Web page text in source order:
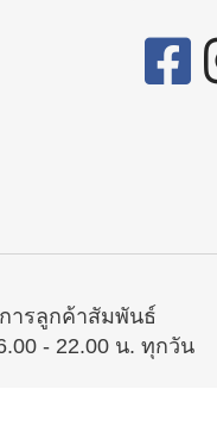
ารลูกค้าสัมพันธ์
- 22.00 น. ทุกวัน